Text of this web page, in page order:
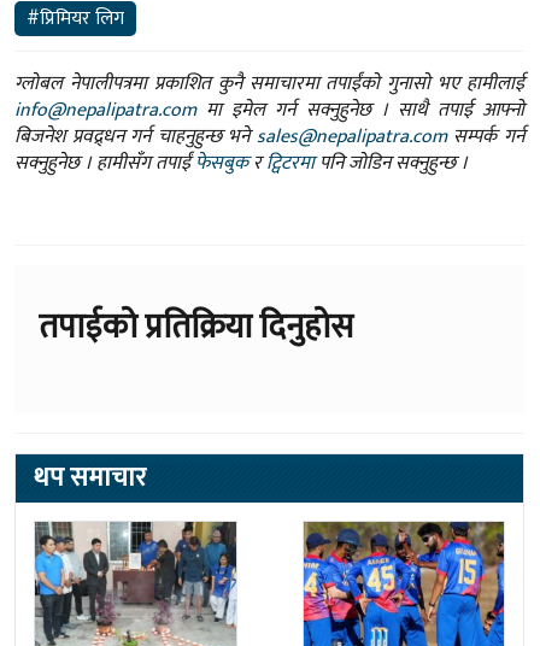
#प्रिमियर लिग
ग्लोबल नेपालीपत्रमा प्रकाशित कुनै समाचारमा तपाईंको गुनासो भए हामीलाई
info@nepalipatra.comमा इमेल गर्न सक्नुहुनेछ । साथै तपाई आफ्नो
बिजनेश प्रवद्र्धन गर्न चाहनुहुन्छ भनेsales@nepalipatra.comसम्पर्क गर्न
सक्नुहुनेछ । हामीसँग तपाईंफेसबुकरट्विटरमापनि जोडिन सक्नुहुन्छ ।
तपाईको प्रतिक्रिया दिनुहोस
थप समाचार